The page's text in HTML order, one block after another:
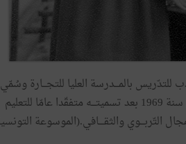
للتدّريس بالمـــدرسة العليا للتجـــارة وسُمّي
في الفترة ذاتها مــديرا عامّا للتعليم الثـــانوي بوزارة التربية. غادر المعهد الصّادقي سنة 1969 بعد تسميتـــه متفقّدا عامّا للتعليم